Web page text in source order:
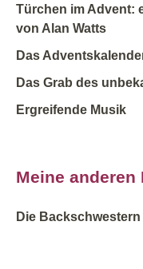
Türchen im Advent:
von Alan Watts
Das
Das Grab des
Ergreifende Musik
Meine anderen
Die Backschwestern